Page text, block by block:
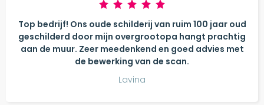
Top bedrijf! Ons oude schilderij van ruim 100 jaar oud
geschilderd door mijn overgrootopa hangt prachtig
aan de muur. Zeer meedenkend en goed advies met
de bewerking van de scan.
Lavina